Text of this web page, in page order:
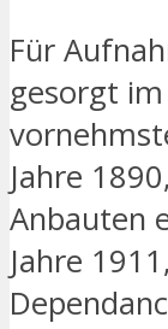
Für
gesorgt
Jahre
Anbauten
Jahre